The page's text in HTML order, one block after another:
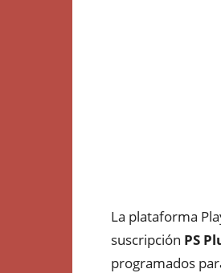
La plataforma
suscripción PS
programados